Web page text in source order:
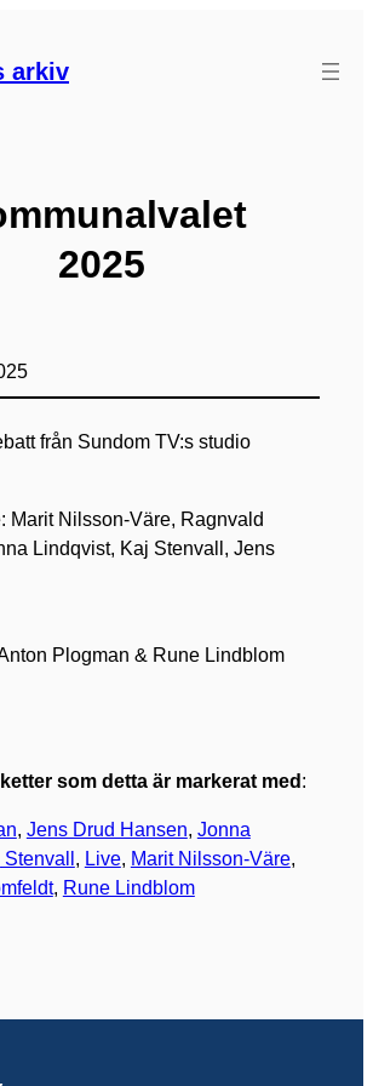
arkiv
2025
från Sundom TV:s studio
Marit Nilsson-Väre, Ragnvald
Lindqvist, Kaj Stenvall, Jens
Plogman & Rune Lindblom
som detta är markerat med :
, Jens Drud Hansen, Jonna
, Live, Marit Nilsson-Väre
, Rune Lindblom